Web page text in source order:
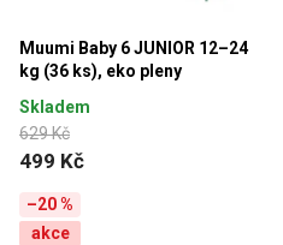
Muumi Baby 6 JUNIOR 12–24
kg (36 ks), eko pleny
629 Kč
499 Kč
Skladem
–20 %
akce